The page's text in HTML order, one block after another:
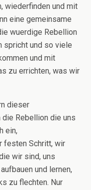
wiederfinden und mit
eine gemeinsame
wuerdige Rebellion
spricht und so viele
und mit
zu errichten, was wir
dieser
Rebellion die uns
ein,
festen Schritt, wir
wir sind, uns
und lernen,
zu flechten. Nur